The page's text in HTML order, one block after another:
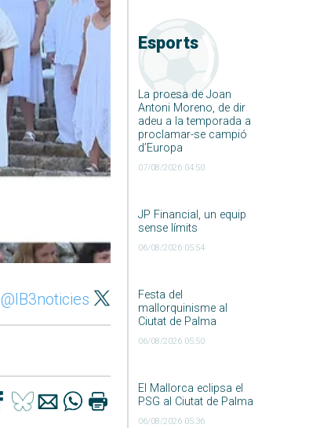
Esports
La proesa de Joan
Antoni Moreno, de dir
adeu a la temporada a
proclamar-se campió
d’Europa
07/08/2026 04:50
JP Financial, un equip
sense límits
06/08/2026 05:54
Festa del
mallorquinisme al
Ciutat de Palma
06/08/2026 05:50
El Mallorca eclipsa el
PSG al Ciutat de Palma
06/08/2026 05:36
@IB3noticies